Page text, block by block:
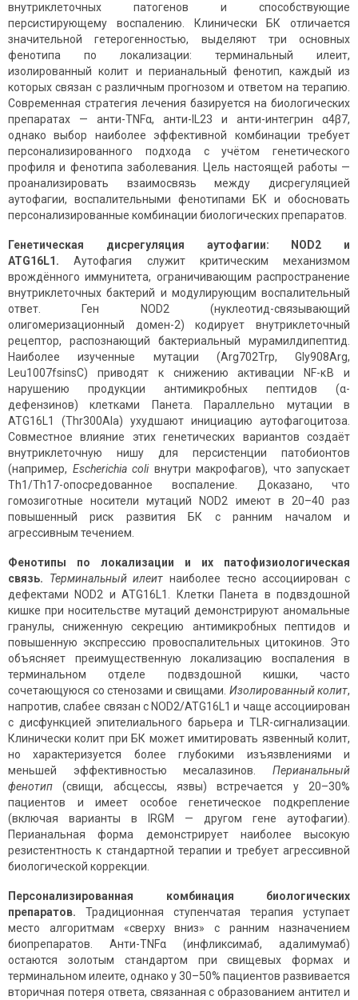
внутриклеточных патогенов и способствующие
персистирующему воспалению. Клинически БК отличается
значительной гетерогенностью, выделяют три основных
фенотипа по локализации: терминальный илеит,
изолированный колит и перианальный фенотип, каждый из
которых связан с различным прогнозом и ответом на терапию.
Современная стратегия лечения базируется на биологических
препаратах — анти-TNFα, анти-IL23 и анти-интегрин α4β7,
однако выбор наиболее эффективной комбинации требует
персонализированного подхода с учётом генетического
профиля и фенотипа заболевания. Цель настоящей работы —
проанализировать взаимосвязь между дисрегуляцией
аутофагии, воспалительными фенотипами БК и обосновать
персонализированные комбинации биологических препаратов.
Генетическая дисрегуляция аутофагии: NOD2 и
ATG16L1. Аутофагия служит критическим механизмом
врождённого иммунитета, ограничивающим распространение
внутриклеточных бактерий и модулирующим воспалительный
ответ. Ген NOD2 (нуклеотид-связывающий
олигомеризационный домен-2) кодирует внутриклеточный
рецептор, распознающий бактериальный мурамилдипептид.
Наиболее изученные мутации (Arg702Trp, Gly908Arg,
Leu1007fsinsC) приводят к снижению активации NF-κB и
нарушению продукции антимикробных пептидов (α-
дефензинов) клетками Панета. Параллельно мутации в
ATG16L1 (Thr300Ala) ухудшают инициацию аутофагоцитоза.
Совместное влияние этих генетических вариантов создаёт
внутриклеточную нишу для персистенции патобионтов
(например, Escherichia coliвнутри макрофагов), что запускает
Th1/Th17-опосредованное воспаление. Доказано, что
гомозиготные носители мутаций NOD2 имеют в 20–40 раз
повышенный риск развития БК с ранним началом и
агрессивным течением.
Фенотипы по локализации и их патофизиологическая
связь.
Терминальный илеит наиболее тесно ассоциирован с
дефектами NOD2 и ATG16L1. Клетки Панета в подвздошной
кишке при носительстве мутаций демонстрируют аномальные
гранулы, сниженную секрецию антимикробных пептидов и
повышенную экспрессию провоспалительных цитокинов. Это
объясняет преимущественную локализацию воспаления в
терминальном отделе подвздошной кишки, часто
сочетающуюся со стенозами и свищами. Изолированный колит,
напротив, слабее связан с NOD2/ATG16L1 и чаще ассоциирован
с дисфункцией эпителиального барьера и TLR-сигнализации.
Клинически колит при БК может имитировать язвенный колит,
но характеризуется более глубокими изъязвлениями и
меньшей эффективностью месалазинов. Перианальный
фенотип (свищи, абсцессы, язвы) встречается у 20–30%
пациентов и имеет особое генетическое подкрепление
(включая варианты в IRGM — другом гене аутофагии).
Перианальная форма демонстрирует наиболее высокую
резистентность к стандартной терапии и требует агрессивной
биологической коррекции.
Персонализированная комбинация биологических
препаратов. Традиционная ступенчатая терапия уступает
место алгоритмам «сверху вниз» с ранним назначением
биопрепаратов. Анти-TNFα (инфликсимаб, адалимумаб)
остаются золотым стандартом при свищевых формах и
терминальном илеите, однако у 30–50% пациентов развивается
вторичная потеря ответа, связанная с образованием антител и